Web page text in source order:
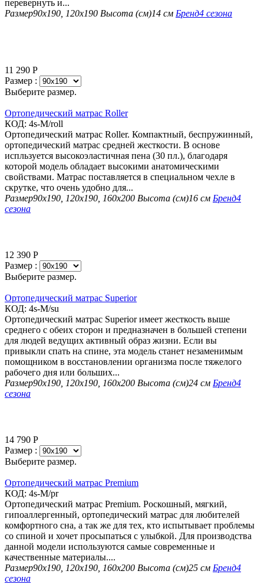
перевернуть и...
Размер90х190, 120х190 Высота (см)14 см Бренд4 сезона
11 290 Р
Размер :
Выберите размер.
Ортопедический матрас Roller
КОД: 4s-M/roll
Ортопедический матрас Roller. Компактный, беспружинный,
ортопедический матрас средней жесткости. В основе
испльзуется высокоэластичная пена (30 пл.), благодаря
которой модель обладает высокими анатомическими
свойствами. Матрас поставляется в специальном чехле в
скрутке, что очень удобно для...
Размер90х190, 120х190, 160х200 Высота (см)16 см Бренд4
сезона
12 390 Р
Размер :
Выберите размер.
Ортопедический матрас Superior
КОД: 4s-M/su
Ортопедический матрас Superior имеет жесткость выше
среднего с обеих сторон и предназначен в большей степени
для людей ведущих активный образ жизни. Если вы
привыкли спать на спине, эта модель станет незаменимым
помощником в восстановлении организма после тяжелого
рабочего дня или больших...
Размер90х190, 120х190, 160х200 Высота (см)24 см Бренд4
сезона
14 790 Р
Размер :
Выберите размер.
Ортопедический матрас Premium
КОД: 4s-M/pr
Ортопедический матрас Premium. Роскошный, мягкий,
гипоаллергенный, ортопедический матрас для любителей
комфортного сна, а так же для тех, кто испытывает проблемы
со спиной и хочет просыпаться с улыбкой. Для производства
данной модели используются самые современные и
качественные материалы....
Размер90х190, 120х190, 160х200 Высота (см)25 см Бренд4
сезона